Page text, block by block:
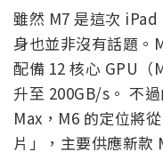
雖然 M7 是這次
身也並非沒有話題。
配備 12 核心 GPU（
升至 200GB/s。 不
Max，M6 的定位將
片」，主要供應新